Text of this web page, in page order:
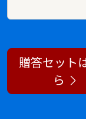
贈答セット
ら